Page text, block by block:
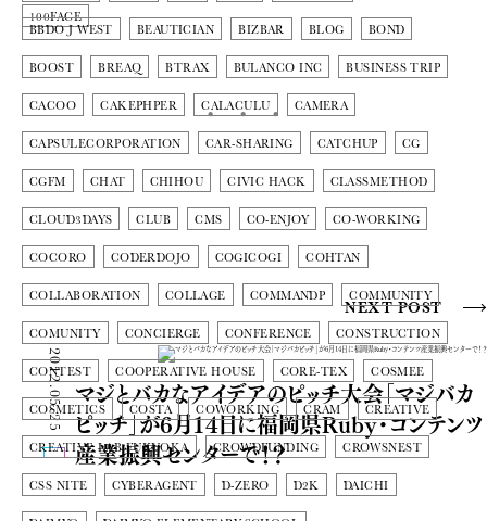
BBDO J WEST BEAUTICIAN BIZBAR BLOG BOND
BOOST BREAQ BTRAX BULANCO INC BUSINESS TRIP
CACOO CAKEPHPER CALACULU CAMERA
CAPSULECORPORATION CAR-SHARING CATCHUP CG
CGFM CHAT CHIHOU CIVIC HACK CLASSMETHOD
CLOUD3DAYS CLUB CMS CO-ENJOY CO-WORKING
COCORO CODERDOJO COGICOGI COHTAN
COLLABORATION COLLAGE COMMANDP COMMUNITY
COMUNITY CONCIERGE CONFERENCE CONSTRUCTION
CONTEST COOPERATIVE HOUSE CORE-TEX COSMEE
COSMETICS COSTA COWORKING CRAM CREATIVE
CREATIVE LAB FUKUOKA CROWDFUNDING CROWSNEST
CSS NITE CYBERAGENT D-ZERO D2K DAICHI
100FACE
NEXT POST
マジとバカなアイデアのピッチ大会「マジバカ
ピッチ」が6月14日に福岡県Ruby・コンテンツ
産業振興センターで！？
2012.05.25